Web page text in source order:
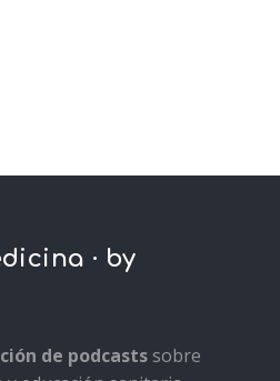
· by
de podcastssobre